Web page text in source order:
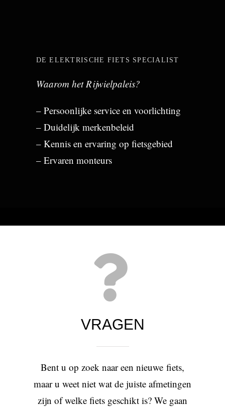
DE ELEKTRISCHE FIETS SPECIALIST
Waarom het Rijwielpaleis?
– Persoonlijke service en voorlichting
– Duidelijk merkenbeleid
– Kennis en ervaring op fietsgebied
– Ervaren monteurs
VRAGEN
Bent u op zoek naar een nieuwe fiets,
maar u weet niet wat de juiste afmetingen
zijn of welke fiets geschikt is? We gaan